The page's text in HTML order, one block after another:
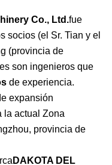
Co., Ltd.fue
socios (el Sr. Tian y el
(provincia de
son ingenieros que
de experiencia.
expansión
la actual Zona
provincia de
DAKOTA DEL